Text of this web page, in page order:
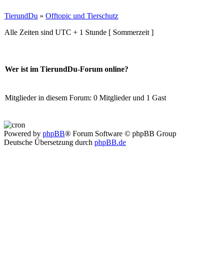
TierundDu » Offtopic und Tierschutz
Alle Zeiten sind UTC + 1 Stunde [ Sommerzeit ]
Wer ist im TierundDu-Forum online?
Mitglieder in diesem Forum: 0 Mitglieder und 1 Gast
Powered by phpBB® Forum Software © phpBB Group
Deutsche Übersetzung durch phpBB.de